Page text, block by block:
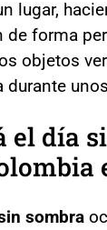
lugar,
de forma
objetos
durante
el día
sombra